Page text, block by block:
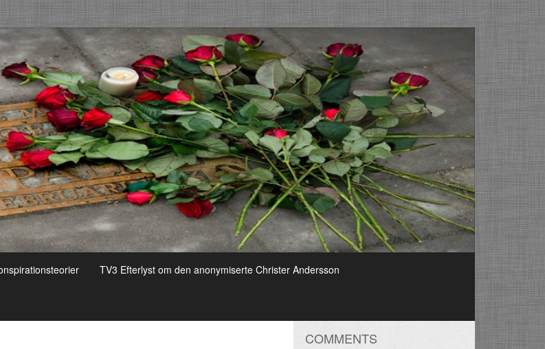
TV3 Efterlyst om den anonymiserte Christer Andersson
COMMENTS